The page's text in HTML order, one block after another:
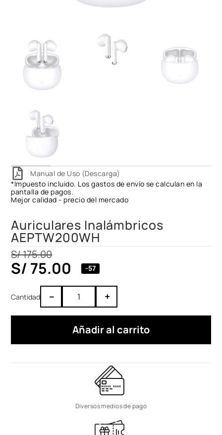
Manual de Uso (Descarga)
*Impuesto incluido. Los gastos de envío se calculan en la
pantalla de pagos.
Mejor calidad - precio del mercado
Auriculares Inalámbricos
AEPTW200WH
S/175.00
S/ 75.00 -57
– +
Añadir al carrito
Diversos medios de pago